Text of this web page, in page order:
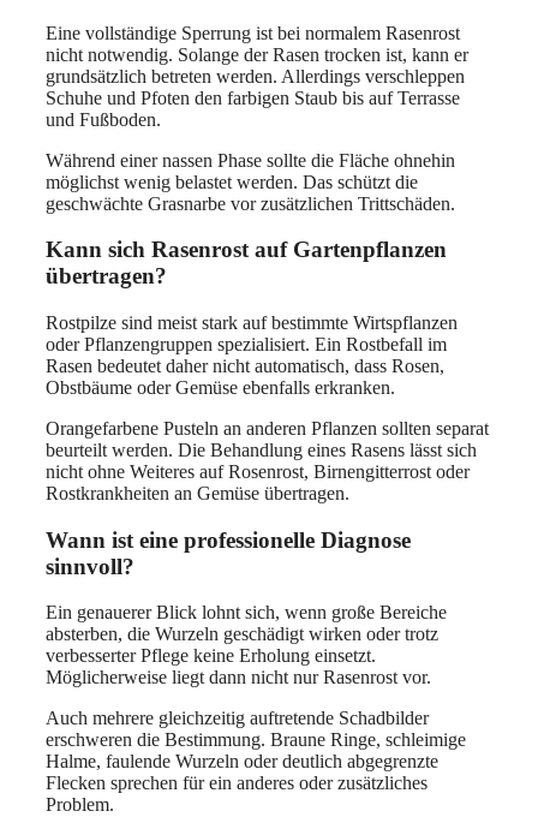
Eine vollständige Sperrung ist bei normalem Rasenrost
nicht notwendig. Solange der Rasen trocken ist, kann er
grundsätzlich betreten werden. Allerdings verschleppen
Schuhe und Pfoten den farbigen Staub bis auf Terrasse
und Fußboden.
Während einer nassen Phase sollte die Fläche ohnehin
möglichst wenig belastet werden. Das schützt die
geschwächte Grasnarbe vor zusätzlichen Trittschäden.
Kann sich Rasenrost auf Gartenpflanzen
übertragen?
Rostpilze sind meist stark auf bestimmte Wirtspflanzen
oder Pflanzengruppen spezialisiert. Ein Rostbefall im
Rasen bedeutet daher nicht automatisch, dass Rosen,
Obstbäume oder Gemüse ebenfalls erkranken.
Orangefarbene Pusteln an anderen Pflanzen sollten separat
beurteilt werden. Die Behandlung eines Rasens lässt sich
nicht ohne Weiteres auf Rosenrost, Birnengitterrost oder
Rostkrankheiten an Gemüse übertragen.
Wann ist eine professionelle Diagnose
sinnvoll?
Ein genauerer Blick lohnt sich, wenn große Bereiche
absterben, die Wurzeln geschädigt wirken oder trotz
verbesserter Pflege keine Erholung einsetzt.
Möglicherweise liegt dann nicht nur Rasenrost vor.
Auch mehrere gleichzeitig auftretende Schadbilder
erschweren die Bestimmung. Braune Ringe, schleimige
Halme, faulende Wurzeln oder deutlich abgegrenzte
Flecken sprechen für ein anderes oder zusätzliches
Problem.